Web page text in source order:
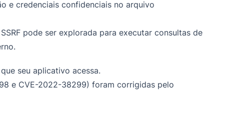
e credenciais confidenciais no arquivo
pode ser explorada para executar consultas de
seu aplicativo acessa.
e CVE-2022-38299) foram corrigidas pelo